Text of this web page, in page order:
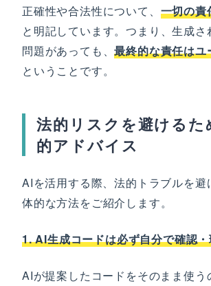
正確性や合法性について、 一切の責
と明記しています。つまり、生成さ
問題があっても、最終的な責任はユ
ということです。
法的リスクを避けるた
的アドバイス
AIを活用する際、法的トラブルを避
体的な方法をご紹介します。
1. AI生成コードは必ず自分で確認
AIが提案したコードをそのまま使う